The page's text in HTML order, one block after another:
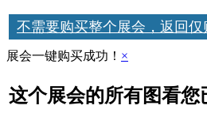
不需要购买整个展会，返回仅
展会一键购买成功！ ×
这个展会的所有图看您